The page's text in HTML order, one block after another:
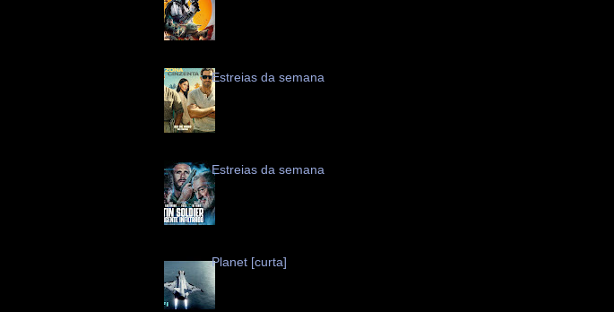
Estreias da semana
Estreias da semana
Planet [curta]